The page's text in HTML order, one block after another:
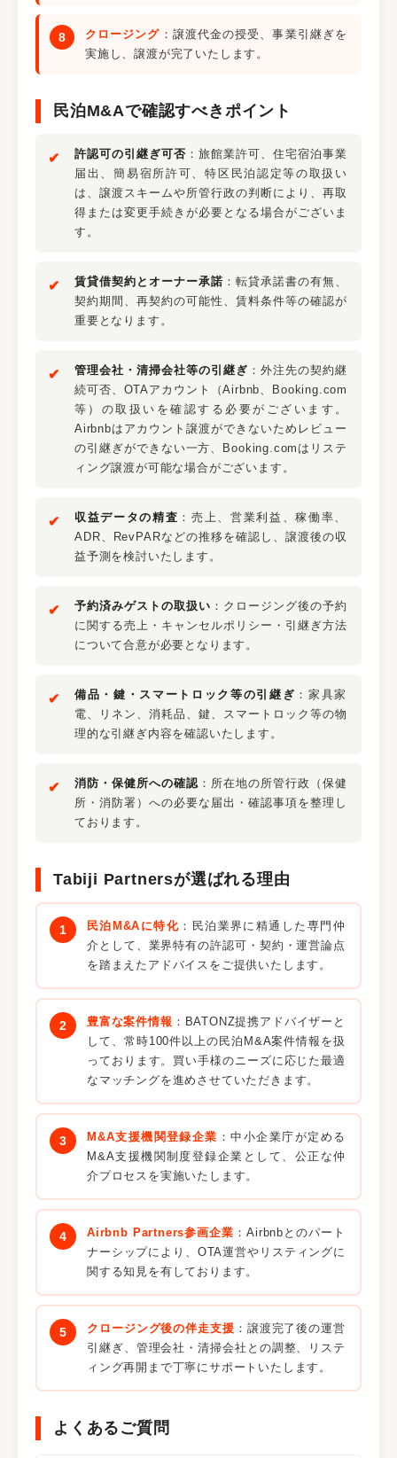
クロージング ：譲渡代金の授受、事業引継ぎを
実施し、譲渡が完了いたします。
民泊M&Aで確認すべきポイント
許認可の引継ぎ可否 ：旅館業許可、住宅宿泊事業
届出、簡易宿所許可、特区民泊認定等の取扱い
は、譲渡スキームや所管行政の判断により、再取
得または変更手続きが必要となる場合がございま
す。
賃貸借契約とオーナー承諾 ：転貸承諾書の有無、
契約期間、再契約の可能性、賃料条件等の確認が
重要となります。
管理会社・清掃会社等の引継ぎ ：外注先の契約継
続可否、OTAアカウント（Airbnb、Booking.com
等）の取扱いを確認する必要がございます。
Airbnbはアカウント譲渡ができないためレビュー
の引継ぎができない一方、Booking.comはリステ
ィング譲渡が可能な場合がございます。
収益データの精査 ：売上、営業利益、稼働率、
ADR、RevPARなどの推移を確認し、譲渡後の収
益予測を検討いたします。
予約済みゲストの取扱い ：クロージング後の予約
に関する売上・キャンセルポリシー・引継ぎ方法
について合意が必要となります。
備品・鍵・スマートロック等の引継ぎ ：家具家
電、リネン、消耗品、鍵、スマートロック等の物
理的な引継ぎ内容を確認いたします。
消防・保健所への確認 ：所在地の所管行政（保健
所・消防署）への必要な届出・確認事項を整理し
ております。
Tabiji Partnersが選ばれる理由
民泊M&Aに特化 ：民泊業界に精通した専門仲
介として、業界特有の許認可・契約・運営論点
を踏まえたアドバイスをご提供いたします。
豊富な案件情報 ：BATONZ提携アドバイザーと
して、常時100件以上の民泊M&A案件情報を扱
っております。買い手様のニーズに応じた最適
なマッチングを進めさせていただきます。
M&A支援機関登録企業 ：中小企業庁が定める
M&A支援機関制度登録企業として、公正な仲
介プロセスを実施いたします。
Airbnb Partners参画企業 ：Airbnbとのパート
ナーシップにより、OTA運営やリスティングに
関する知見を有しております。
クロージング後の伴走支援 ：譲渡完了後の運営
引継ぎ、管理会社・清掃会社との調整、リステ
ィング再開まで丁寧にサポートいたします。
よくあるご質問